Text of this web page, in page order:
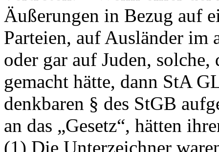
Äußerungen in Bezug auf
Parteien, auf Ausländer im
oder gar auf Juden,
gemacht hätte, dann StA
denkbaren § des StGB
an das „Gesetz“, hätten
(1) Die Unterzeichner